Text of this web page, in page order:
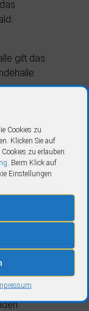
Cookies zu
Klicken Sie auf
zu erlauben.
. Beim Klick auf
Einstellungen
gilt das
für
frei
Training /
ab 16
sind von